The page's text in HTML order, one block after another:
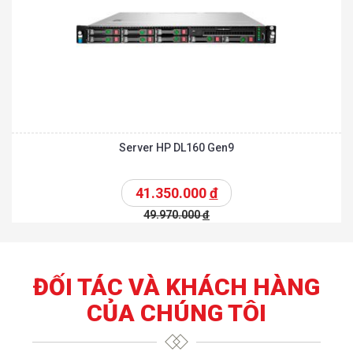
Server HP DL160 Gen9
41.350.000đ
49.970.000đ
ĐỐI TÁC VÀ KHÁCH HÀNG
CỦA CHÚNG TÔI